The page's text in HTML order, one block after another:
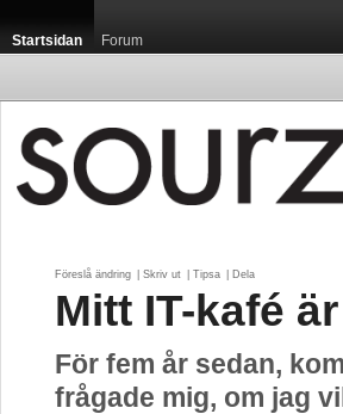
Startsidan Forum
Föreslå ändring Skriv ut Tipsa Dela
Mitt IT-kafé
För fem år sedan,
frågade mig, om jag